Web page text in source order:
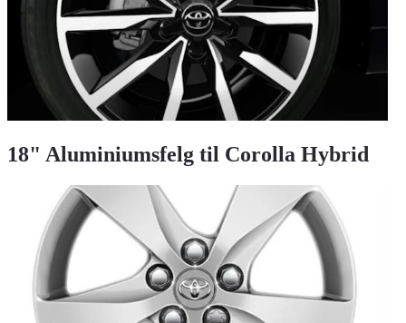
18" Aluminiumsfelg til Corolla Hybrid